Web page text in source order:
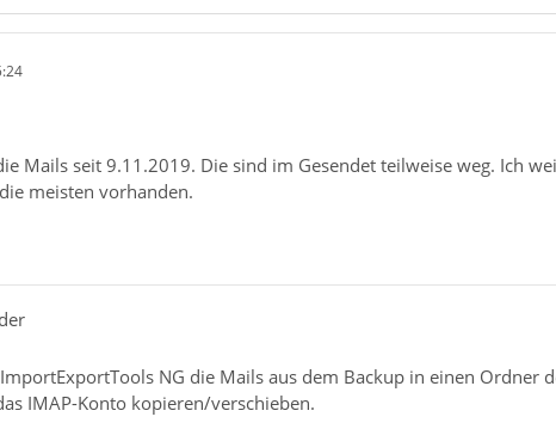
Mails seit 9.11.2019. Die sind im Gesendet teilweise weg. Ich
meisten vorhanden.
NG die Mails aus dem Backup in einen Ordner
IMAP-Konto kopieren/verschieben.